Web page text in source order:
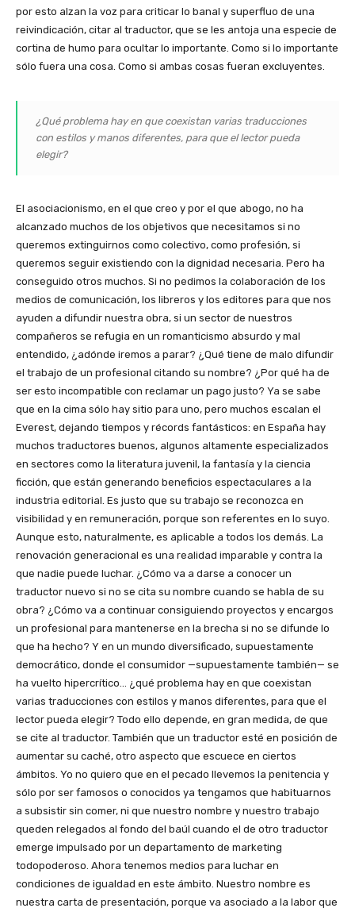
por esto alzan la voz para criticar lo banal y superfluo de una
reivindicación, citar al traductor, que se les antoja una especie de
cortina de humo para ocultar lo importante. Como si lo importante
sólo fuera una cosa. Como si ambas cosas fueran excluyentes.
¿Qué problema hay en que coexistan varias traducciones
con estilos y manos diferentes, para que el lector pueda
elegir?
El asociacionismo, en el que creo y por el que abogo, no ha
alcanzado muchos de los objetivos que necesitamos si no
queremos extinguirnos como colectivo, como profesión, si
queremos seguir existiendo con la dignidad necesaria. Pero ha
conseguido otros muchos. Si no pedimos la colaboración de los
medios de comunicación, los libreros y los editores para que nos
ayuden a difundir nuestra obra, si un sector de nuestros
compañeros se refugia en un romanticismo absurdo y mal
entendido, ¿adónde iremos a parar? ¿Qué tiene de malo difundir
el trabajo de un profesional citando su nombre? ¿Por qué ha de
ser esto incompatible con reclamar un pago justo? Ya se sabe
que en la cima sólo hay sitio para uno, pero muchos escalan el
Everest, dejando tiempos y récords fantásticos: en España hay
muchos traductores buenos, algunos altamente especializados
en sectores como la literatura juvenil, la fantasía y la ciencia
ficción, que están generando beneficios espectaculares a la
industria editorial. Es justo que su trabajo se reconozca en
visibilidad y en remuneración, porque son referentes en lo suyo.
Aunque esto, naturalmente, es aplicable a todos los demás. La
renovación generacional es una realidad imparable y contra la
que nadie puede luchar. ¿Cómo va a darse a conocer un
traductor nuevo si no se cita su nombre cuando se habla de su
obra? ¿Cómo va a continuar consiguiendo proyectos y encargos
un profesional para mantenerse en la brecha si no se difunde lo
que ha hecho? Y en un mundo diversificado, supuestamente
democrático, donde el consumidor —supuestamente también— se
ha vuelto hipercrítico… ¿qué problema hay en que coexistan
varias traducciones con estilos y manos diferentes, para que el
lector pueda elegir? Todo ello depende, en gran medida, de que
se cite al traductor. También que un traductor esté en posición de
aumentar su caché, otro aspecto que escuece en ciertos
ámbitos. Yo no quiero que en el pecado llevemos la penitencia y
sólo por ser famosos o conocidos ya tengamos que habituarnos
a subsistir sin comer, ni que nuestro nombre y nuestro trabajo
queden relegados al fondo del baúl cuando el de otro traductor
emerge impulsado por un departamento de marketing
todopoderoso. Ahora tenemos medios para luchar en
condiciones de igualdad en este ámbito. Nuestro nombre es
nuestra carta de presentación, porque va asociado a la labor que